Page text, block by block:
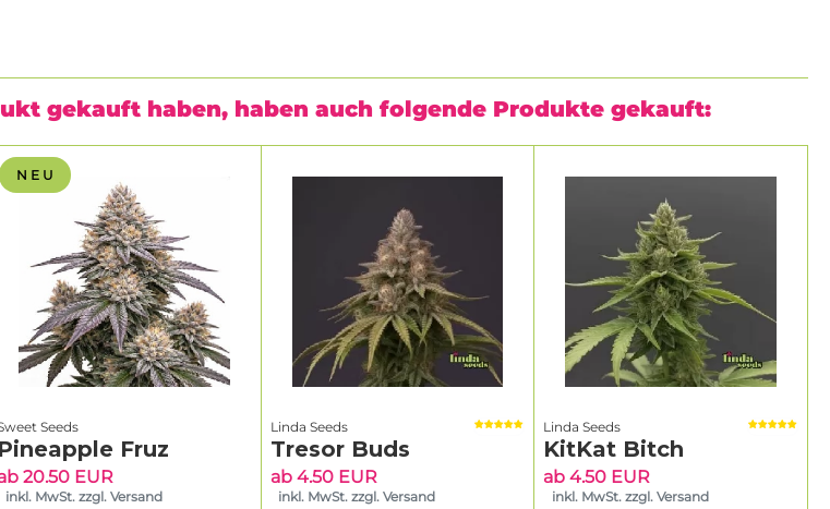
gekauft haben, haben auch folgende Produkte gekauft:
N E U
Seeds
Pineapple Fruz
20.50 EUR
inkl. MwSt. zzgl. Versand
Linda Seeds
Tresor Buds
ab 4.50 EUR
inkl. MwSt. zzgl. Versand
Linda Seeds
KitKat Bitch
ab 4.50 EUR
inkl. MwSt. zzgl. Versand